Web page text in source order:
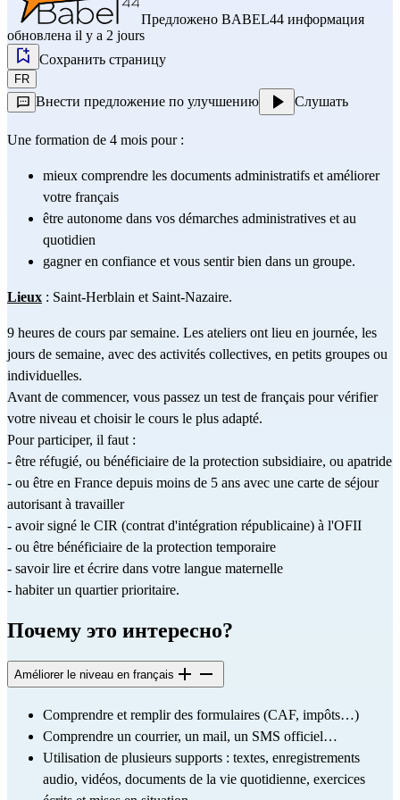
Предложено BABEL44 информация
обновлена il y a 2 jours
Сохранить страницу
FR
Внести предложение по улучшению Слушать
Une formation de 4 mois pour :
mieux comprendre les documents administratifs et améliorer
votre français
être autonome dans vos démarches administratives et au
quotidien
gagner en confiance et vous sentir bien dans un groupe.
Lieux : Saint-Herblain et Saint-Nazaire.
9 heures de cours par semaine. Les ateliers ont lieu en journée, les
jours de semaine, avec des activités collectives, en petits groupes ou
individuelles.
Avant de commencer, vous passez un test de français pour vérifier
votre niveau et choisir le cours le plus adapté.
Pour participer, il faut :
- être réfugié, ou bénéficiaire de la protection subsidiaire, ou apatride
- ou être en France depuis moins de 5 ans avec une carte de séjour
autorisant à travailler
- avoir signé le CIR (contrat d'intégration républicaine) à l'OFII
- ou être bénéficiaire de la protection temporaire
- savoir lire et écrire dans votre langue maternelle
- habiter un quartier prioritaire.
Почему это интересно?
Améliorer le niveau en français
Comprendre et remplir des formulaires (CAF, impôts…)
Comprendre un courrier, un mail, un SMS officiel…
Utilisation de plusieurs supports : textes, enregistrements
audio, vidéos, documents de la vie quotidienne, exercices